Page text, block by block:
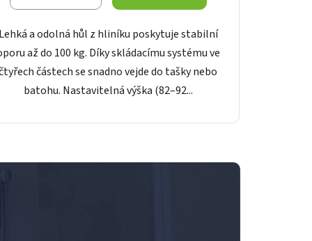
Lehká a odolná hůl z hliníku poskytuje stabilní
až do 100 kg. Díky skládacímu systému ve
částech se snadno vejde do tašky nebo
batohu. Nastavitelná výška (82–92...